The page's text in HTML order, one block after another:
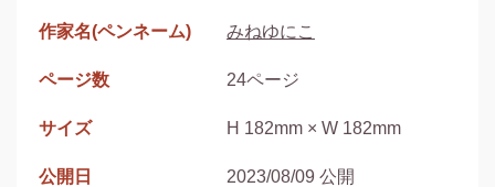
作家名(ペンネーム) みねゆにこ
ページ数 24ページ
サイズ H 182mm × W 182mm
公開日 2023/08/09 公開